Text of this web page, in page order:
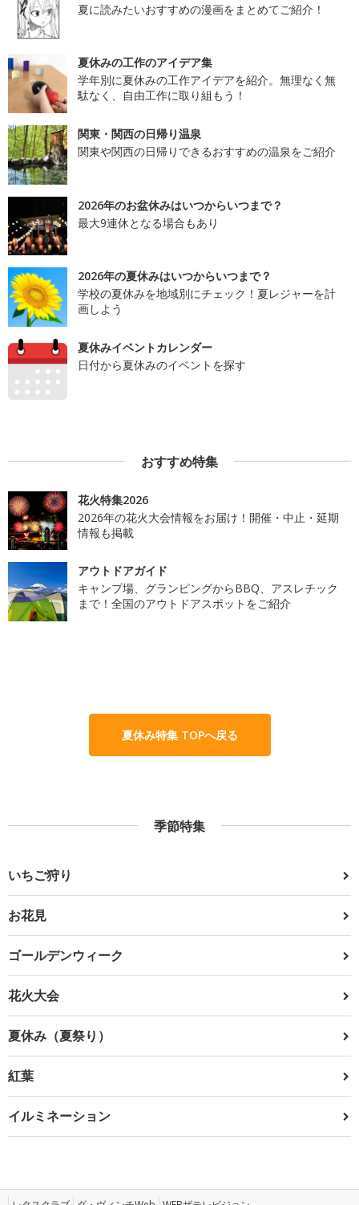
夏に読みたいおすすめの漫画をまとめてご紹介！
夏休みの工作のアイデア集
学年別に夏休みの工作アイデアを紹介。無理なく無
駄なく、自由工作に取り組もう！
関東・関西の日帰り温泉
関東や関西の日帰りできるおすすめの温泉をご紹介
2026年のお盆休みはいつからいつまで？
最大9連休となる場合もあり
2026年の夏休みはいつからいつまで？
学校の夏休みを地域別にチェック！夏レジャーを計
画しよう
夏休みイベントカレンダー
日付から夏休みのイベントを探す
おすすめ特集
花火特集2026
2026年の花火大会情報をお届け！開催・中止・延期
情報も掲載
アウトドアガイド
キャンプ場、グランピングからBBQ、アスレチック
まで！全国のアウトドアスポットをご紹介
夏休み特集 TOPへ戻る
季節特集
いちご狩り
お花見
ゴールデンウィーク
花火大会
夏休み（夏祭り）
紅葉
イルミネーション